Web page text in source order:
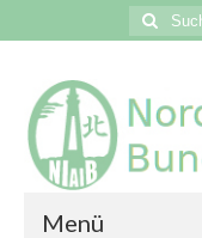
Suchen
nach:
Menü